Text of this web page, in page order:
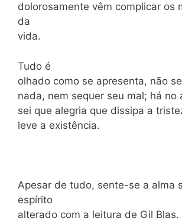
dolorosamente vêm complicar os
da
vida.
Tudo é
olhado como se apresenta, não
nada, nem sequer seu mal; há no
sei que alegria que dissipa a
leve a existência.
Apesar de tudo, sente-se a alma
espírito
alterado com a leitura de Gil Blas.